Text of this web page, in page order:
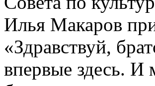
Илья Макаров
«Здравствуй,
впервые здесь. И